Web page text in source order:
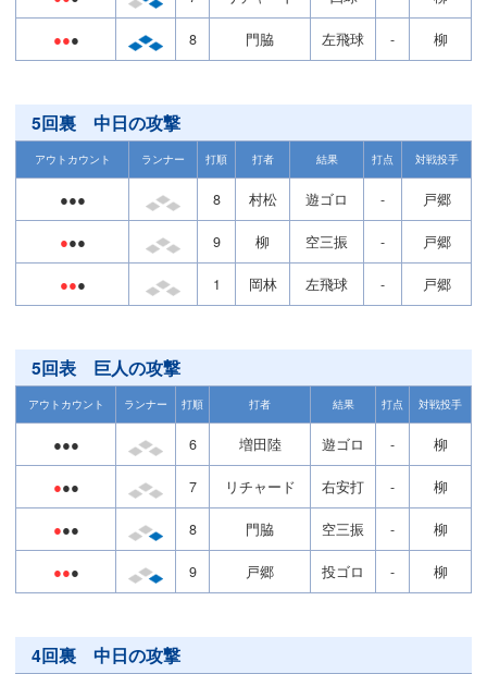
●●● 8 門脇 左飛球 - 柳
5回裏 中日の攻撃
アウトカウント ランナー 打順 打者 結果 打点 対戦投手
●●● 8 村松 遊ゴロ - 戸郷
●●● 9 柳 空三振 - 戸郷
●●● 1 岡林 左飛球 - 戸郷
5回表 巨人の攻撃
アウトカウント ランナー 打順 打者 結果 打点 対戦投手
●●● 6 増田陸 遊ゴロ - 柳
●●● 7 リチャード 右安打 - 柳
●●● 8 門脇 空三振 - 柳
●●● 9 戸郷 投ゴロ - 柳
4回裏 中日の攻撃